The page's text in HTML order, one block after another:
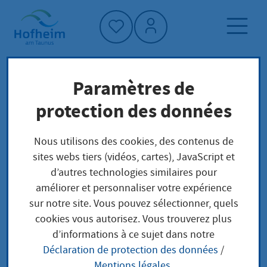
Accueil"
Page d'accueil
Déclaration sur l'accessibilité numérique
Déclaration sur
l'accessibilité
numérique
Paramètres de
protection des données
Nous utilisons des cookies, des contenus de
sites webs tiers (vidéos, cartes), JavaScript et
d’autres technologies similaires pour
améliorer et personnaliser votre expérience
sur notre site. Vous pouvez sélectionner, quels
cookies vous autorisez. Vous trouverez plus
d’informations à ce sujet dans notre
Déclaration de protection des données /